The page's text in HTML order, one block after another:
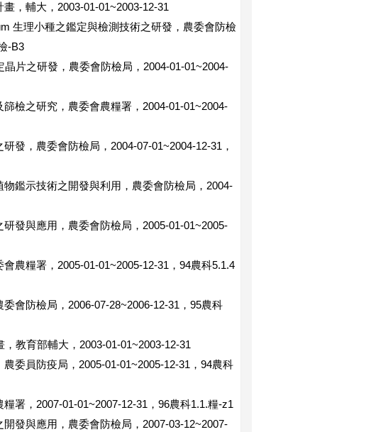
，輔大，2003-01-01~2003-12-31
生理小種之鑑定與檢測技術之研發，農委會防檢
-B3
片之研發，農委會防檢局，2004-01-01~2004-
檢之研究，農委會農糧署，2004-01-01~2004-
發，農委會防檢局，2004-07-01~2004-12-31，
鑑示技術之開發與利用，農委會防檢局，2004-
發與應用，農委會防檢局，2005-01-01~2005-
農糧署，2005-01-01~2005-12-31，94農科5.1.4
會防檢局，2006-07-28~2006-12-31，95農科
教育部輔大，2003-01-01~2003-12-31
委員防疫局，2005-01-01~2005-12-31，94農科
署，2007-01-01~2007-12-31，96農科1.1.糧-z1
發與應用，農委會防檢局，2007-03-12~2007-